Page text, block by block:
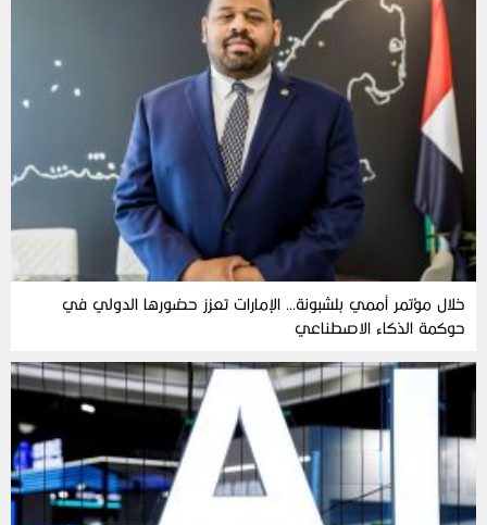
خلال مؤتمر أممي بلشبونة… الإمارات تعزز حضورها الدولي في
حوكمة الذكاء الاصطناعي